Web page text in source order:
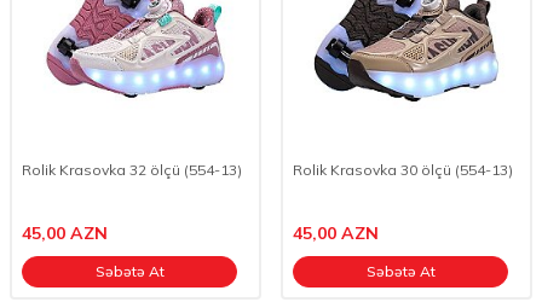
Rolik Krasovka 32 ölçü (554-13)
45,00 AZN
Səbətə At
Rolik Krasovka 30 ölçü (554-13)
45,00 AZN
Səbətə At